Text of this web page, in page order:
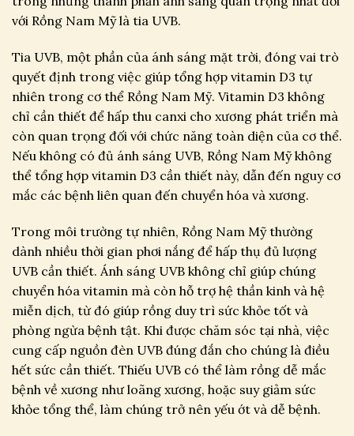
với Rồng Nam Mỹ là tia UVB.
Tia UVB, một phần của ánh sáng mặt trời, đóng vai trò
quyết định trong việc giúp tổng hợp vitamin D3 tự
nhiên trong cơ thể Rồng Nam Mỹ. Vitamin D3 không
chỉ cần thiết để hấp thu canxi cho xương phát triển mà
còn quan trọng đối với chức năng toàn diện của cơ thể.
Nếu không có đủ ánh sáng UVB, Rồng Nam Mỹ không
thể tổng hợp vitamin D3 cần thiết này, dẫn đến nguy cơ
mắc các bệnh liên quan đến chuyển hóa và xương.
Trong môi trường tự nhiên, Rồng Nam Mỹ thường
dành nhiều thời gian phơi nắng để hấp thụ đủ lượng
UVB cần thiết. Ánh sáng UVB không chỉ giúp chúng
chuyển hóa vitamin mà còn hỗ trợ hệ thần kinh và hệ
miễn dịch, từ đó giúp rồng duy trì sức khỏe tốt và
phòng ngừa bệnh tật. Khi được chăm sóc tại nhà, việc
cung cấp nguồn đèn UVB đúng đắn cho chúng là điều
hết sức cần thiết. Thiếu UVB có thể làm rồng dễ mắc
bệnh về xương như loãng xương, hoặc suy giảm sức
khỏe tổng thể, làm chúng trở nên yếu ớt và dễ bệnh.